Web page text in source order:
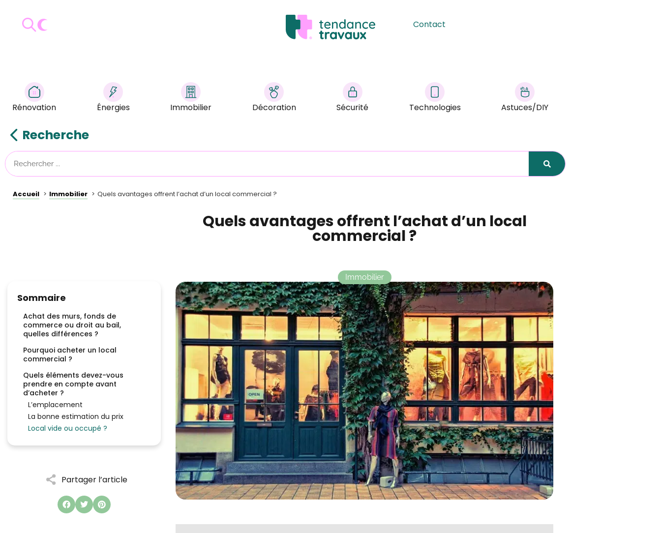
Contact
Rénovation Énergies Immobilier Décoration Sécurité Technologies Astuces/DIY
Recherche
Accueil Immobilier Quels avantages offrent l’achat d’un local commercial ?
Sommaire
Achat des murs, fonds de
commerce ou droit au bail,
quelles différences ?
Pourquoi acheter un local
commercial ?
Quels éléments devez-vous
prendre en compte avant
d’acheter ?
L’emplacement
La bonne estimation du prix
Local vide ou occupé ?
Partager l’article
Quels avantages offrent l’achat d’un local
commercial ?
Immobilier